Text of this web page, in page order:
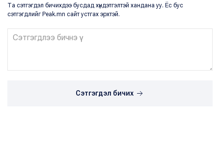
Та сэтгэгдэл бичихдээ бусдад хүндэтгэлтэй хандана уу. Ёс бус
сэтгэгдлийг Peak.mn сайт устгах эрхтэй.
Сэтгэгдэл бичих